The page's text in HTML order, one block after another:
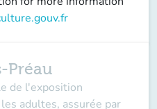
Préau
de l'exposition
adultes, assurée par